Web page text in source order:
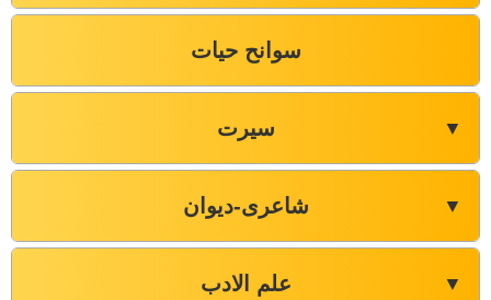
سوانح حیات
سیرت ▼
شاعری-دیوان ▼
علم الادب ▼